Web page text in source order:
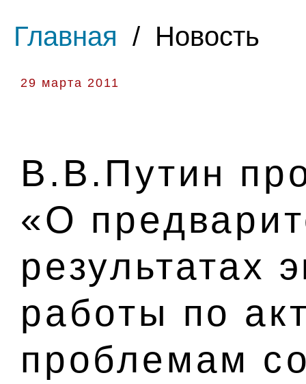
Главная / Новость
29 марта 2011
В.В.Путин
«О
результатах
работы по
проблемам